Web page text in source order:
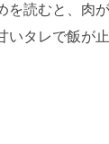
を読むと、肉
いタレで飯が